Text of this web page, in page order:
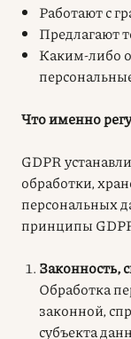
Работают с
Предлагают
Каким-либо
Что именно
GDPR
обработки,
персональных
принципы
Законность,
Обработка
законной,
субъекта